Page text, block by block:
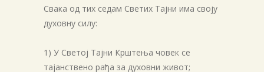
Свака од тих седам Светих Тајни има своју
духовну силу:
1) У Светој Тајни Крштења човек се
тајанствено рађа за духовни живот;